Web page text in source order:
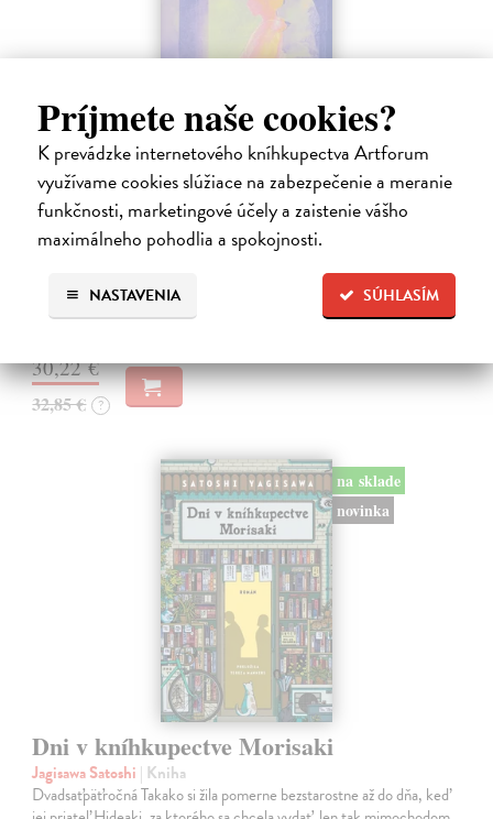
Príjmete naše cookies?
K prevádzke internetového kníhkupectva Artforum
využívame cookies slúžiace na zabezpečenie a meranie
funkčnosti, marketingové účely a zaistenie vášho
maximálneho pohodlia a spokojnosti.
SÚHLASÍM
NASTAVENIA
Město a jeho nejisté zdi
Murakami Haruki| Kniha
Ty jsi to byla, kdo mi vyprávěl o tom městě. Město a jeho nejisté zdi –
dlouho očekávaný román Harukiho Murakamiho volně navazuje na
autorovu starší novelu z roku 1980 a tematicky se prolíná s jeho
kultovním…
Na sklade ?
30,22 €
32,85 € ?
na sklade
novinka
Dni v kníhkupectve Morisaki
Jagisawa Satoshi | Kniha
Dvadsaťpäťročná Takako si žila pomerne bezstarostne až do dňa, keď